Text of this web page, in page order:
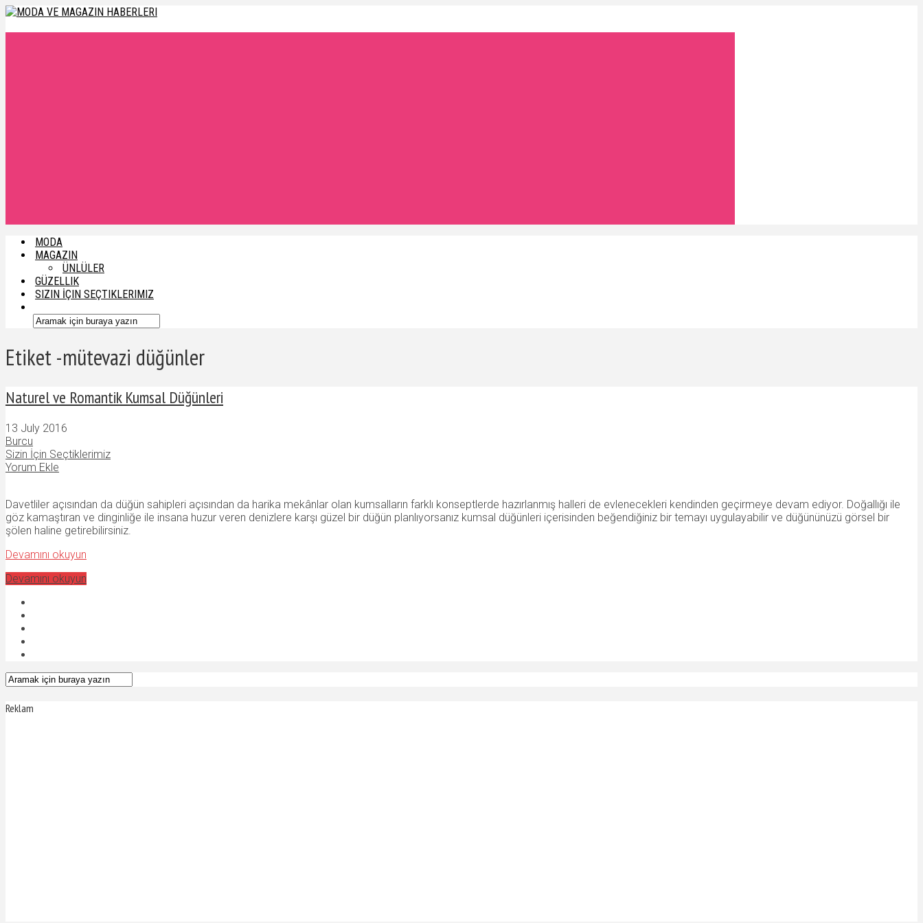
MODA
MAGAZIN
ÜNLÜLER
GÜZELLIK
SIZIN İÇIN SEÇTIKLERIMIZ
Etiket -mütevazi düğünler
Naturel ve Romantik Kumsal Düğünleri
13 July 2016
Burcu
Sizin İçin Seçtiklerimiz
Yorum Ekle
Davetliler açısından da düğün sahipleri açısından da harika mekânlar olan kumsalların farklı konseptlerde hazırlanmış halleri de evlenecekleri kendinden geçirmeye devam ediyor. Doğallığı ile
göz kamaştıran ve dinginliğe ile insana huzur veren denizlere karşı güzel bir düğün planlıyorsanız kumsal düğünleri içerisinden beğendiğiniz bir temayı uygulayabilir ve düğününüzü görsel bir
şölen haline getirebilirsiniz.
Devamını okuyun
Devamını okuyun
Reklam